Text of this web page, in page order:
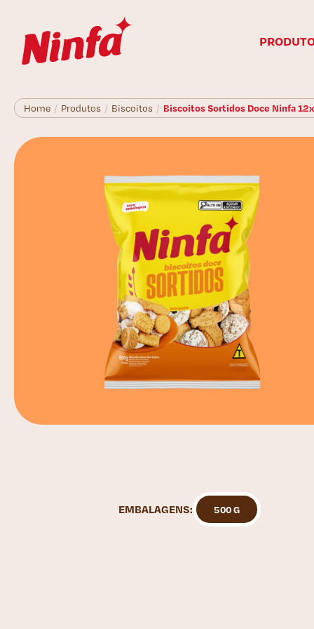
Home / Produtos / Biscoitos / Biscoitos Sortidos Doce Ninfa
EMBALAGENS: 500 G